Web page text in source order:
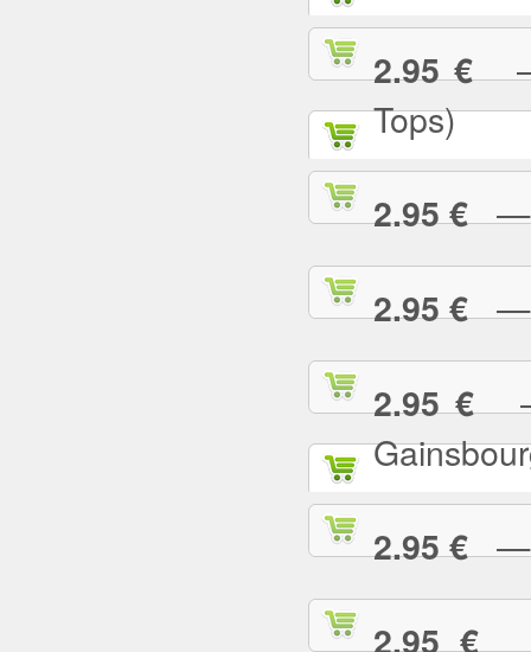
2.95 €—
Tops)
2.95 €—
2.95 €—
2.95 €—
2.95 €—
2.95 €—